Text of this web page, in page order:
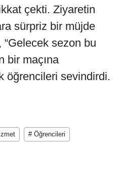
çekti. Ziyaretin
sürpriz bir müjde
sezon bu
bir maçına
öğrencileri sevindirdi.
# Öğrencileri